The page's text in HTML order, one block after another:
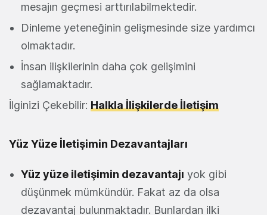
mesajın geçmesi arttırılabilmektedir.
Dinleme yeteneğinin gelişmesinde size yardımcı
olmaktadır.
İnsan ilişkilerinin daha çok gelişimini
sağlamaktadır.
İlginizi Çekebilir: Halkla İlişkilerde İletişim
Yüz Yüze İletişimin Dezavantajları
Yüz yüze iletişimin dezavantajı yok gibi
düşünmek mümkündür. Fakat az da olsa
dezavantaj bulunmaktadır. Bunlardan ilki